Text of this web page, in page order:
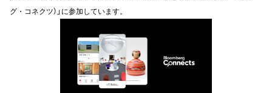
グ・コネクツ）」に参加しています。